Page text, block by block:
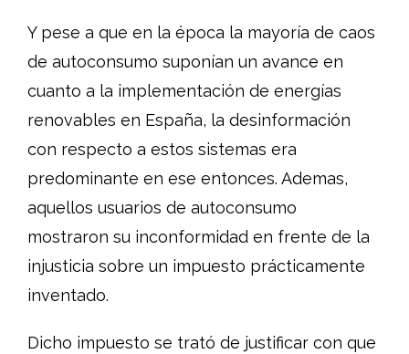
Y pese a que en la época la mayoría de caos
de autoconsumo suponían un avance en
cuanto a la implementación de energías
renovables en España, la desinformación
con respecto a estos sistemas era
predominante en ese entonces. Ademas,
aquellos usuarios de autoconsumo
mostraron su inconformidad en frente de la
injusticia sobre un impuesto prácticamente
inventado.
Dicho impuesto se trató de justificar con que